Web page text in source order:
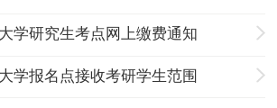
学研究生考点网上缴费通知
学报名点接收考研学生范围